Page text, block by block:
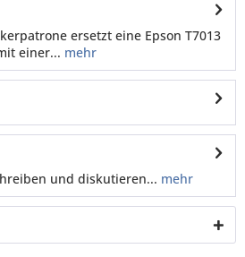
ersetzt eine Epson T7013
einer... mehr
und diskutieren... mehr